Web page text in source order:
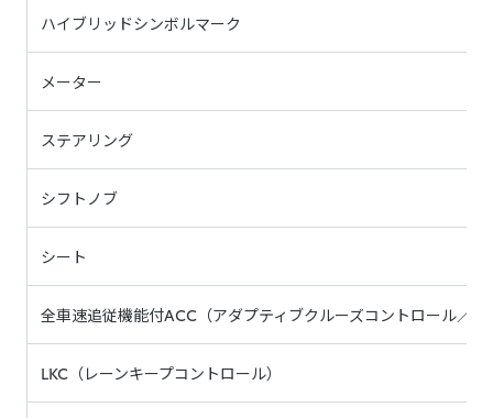
ハイブリッドシンボルマーク
メーター
ステアリング
シフトノブ
シート
全車速追従機能付ACC（アダプティブクルーズコントロール／
LKC（レーンキープコントロール）